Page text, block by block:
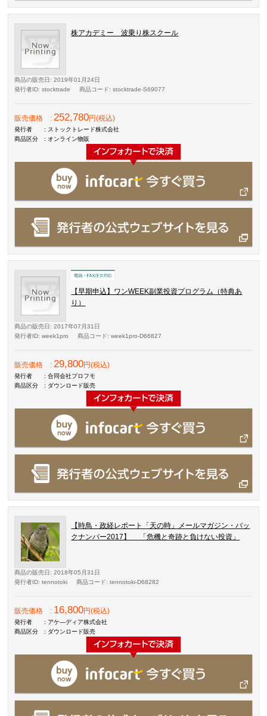
株アカデミー 波乗り株スクール
商品の販売日 : 2019年01月24日
発行者ID: stocktrade 商品コード: stocktrade-S69077
販売価格 :252,780円(税込)
発行者
: ストックトレード株式会社
商品区分
: オンライン物販
【早期申込】ワンWEEK副業投資プログラム（特典あ
り）
商品の販売日 : 2017年07月31日
発行者ID: week1pro 商品コード: week1pro-D66827
販売価格 :29,800円(税込)
発行者
: 合同会社プロフモ
商品区分
: ダウンロード販売
【時鳥・政経レポート「天の時」メールマガジン・バッ
クナンバー2017】 「危機と奇跡と負けない投資」
商品の販売日 : 2018年05月31日
発行者ID: tennotoki 商品コード: tennotoki-D68282
販売価格 : 16,800円(税込)
発行者
: アケ―ディア株式会社
商品区分
: ダウンロード販売